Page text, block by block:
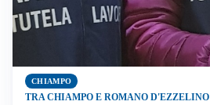
CHIAMPO
TRA CHIAMPO E ROMANO D'EZZELINO